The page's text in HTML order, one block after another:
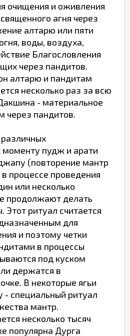
очищения и оживления
агня через
алтарю или пяти
воды, воздуха,
Благословления
через пандитов.
алтарю и пандитам
несколько раз за всю
- материальное
через пандитов.
пудж и арати
(повторение мантр
процессе проведения
или несколько
продолжают делать
Этот ритуал считается
для
и поэтому четки
в процессы
под куском
держатся в
В некоторые ягьи
- специальный ритуал
мантр.
несколько тысяч
популярна Дурга